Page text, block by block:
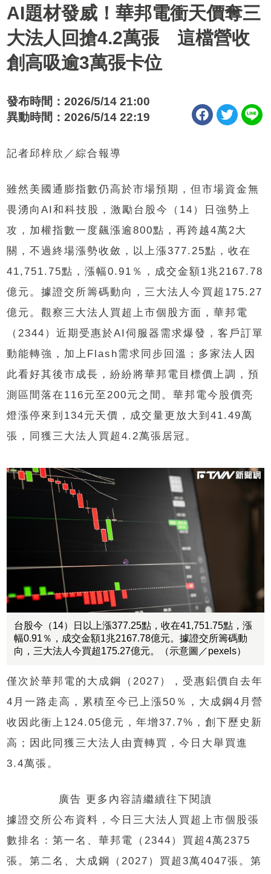
AI題材發威！華邦電衝天價奪三
大法人回搶4.2萬張 這檔營收
創高吸逾3萬張卡位
發布時間：2026/5/14 21:00
異動時間：2026/5/14 22:19
記者邱梓欣／綜合報導
雖然美國通膨指數仍高於市場預期，但市場資金無
畏湧向AI和科技股，激勵台股今（14）日強勢上
攻，加權指數一度飆漲逾800點，再跨越4萬2大
關，不過終場漲勢收斂，以上漲377.25點，收在
41,751.75點，漲幅0.91％，成交金額1兆2167.78
億元。據證交所籌碼動向，三大法人今買超175.27
億元。觀察三大法人買超上市個股方面，華邦電
（2344）近期受惠於AI伺服器需求爆發，客戶訂單
動能轉強，加上Flash需求同步回溫；多家法人因
此看好其後市成長，紛紛將華邦電目標價上調，預
測區間落在116元至200元之間。華邦電今股價亮
燈漲停來到134元天價，成交量更放大到41.49萬
張，同獲三大法人買超4.2萬張居冠。
台股今（14）日以上漲377.25點，收在41,751.75點，漲
幅0.91％，成交金額1兆2167.78億元。據證交所籌碼動
向，三大法人今買超175.27億元。（示意圖／pexels）
僅次於華邦電的大成鋼（2027），受惠鋁價自去年
4月一路走高，累積至今已上漲50％，大成鋼4月營
收因此衝上124.05億元，年增37.7%，創下歷史新
高；因此同獲三大法人由賣轉買，今日大舉買進
3.4萬張。
廣告 更多內容請繼續往下閱讀
據證交所公布資料，今日三大法人買超上市個股張
數排名：第一名、華邦電（2344）買超4萬2375
張。第二名、大成鋼（2027）買超3萬4047張。第